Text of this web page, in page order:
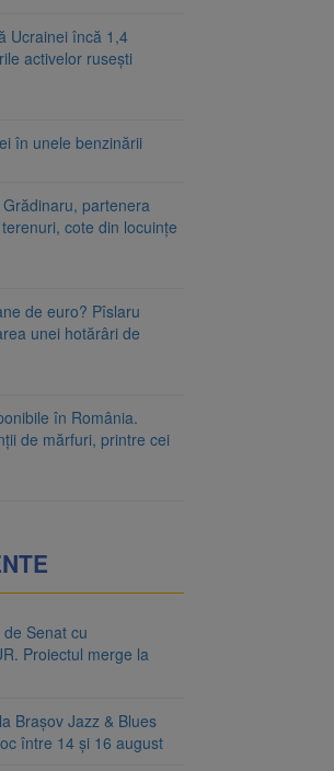
Ucrainei încă 1,4
activelor rusești
în unele benzinării
partenera
cote din locuințe
de euro? Pîslaru
unei hotărâri de
în România.
de mărfuri, printre cei
Senat cu
Proiectul merge la
Brașov Jazz & Blues
între 14 și 16 august